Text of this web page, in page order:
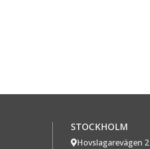
STOCKHOLM
Hovslagarevägen 2